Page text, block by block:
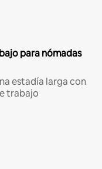
para nómadas
estadía larga con
trabajo